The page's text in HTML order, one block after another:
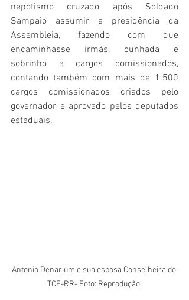
nepotismo cruzado após Soldado
Sampaio assumir a presidência da
Assembleia, fazendo com que
encaminhasse irmãs, cunhada e
sobrinho a cargos comissionados,
contando também com mais de 1.500
cargos comissionados criados pelo
governador e aprovado pelos deputados
estaduais.
Antonio Denarium e sua esposa Conselheira do
TCE-RR- Foto: Reprodução.